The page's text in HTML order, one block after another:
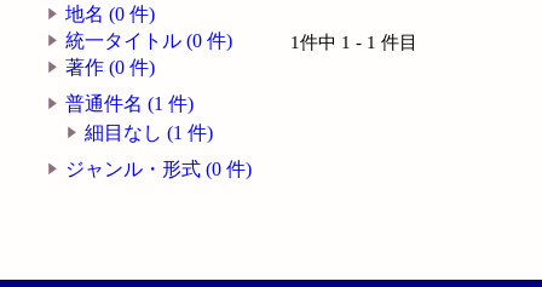
地名 (0 件)
統一タイトル (0 件)
著作 (0 件)
普通件名 (1 件)
細目なし (1 件)
ジャンル・形式 (0 件)
1件中 1 - 1 件目